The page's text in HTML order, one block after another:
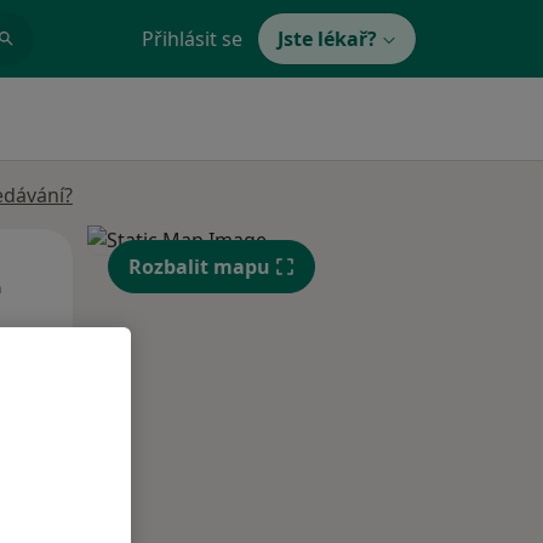
Přihlásit se Jste lékař?
St Čt
13 Srpen
Rozbalit mapu